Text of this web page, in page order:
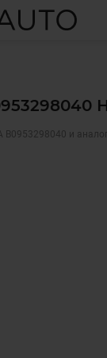
B0953298040 и